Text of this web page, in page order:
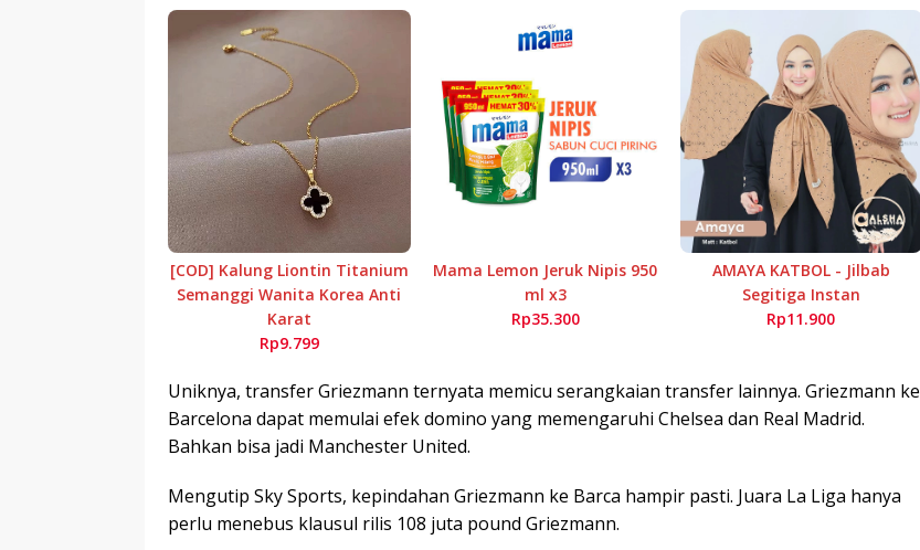
[COD] Kalung Liontin Titanium
Semanggi Wanita Korea Anti
Karat
Rp9.799
Mama Lemon Jeruk Nipis 950
ml x3
Rp35.300
AMAYA KATBOL - Jilbab
Segitiga Instan
Rp11.900
Uniknya, transfer Griezmann ternyata memicu serangkaian transfer lainnya. Griezmann ke
Barcelona dapat memulai efek domino yang memengaruhi Chelsea dan Real Madrid.
Bahkan bisa jadi Manchester United.
Mengutip Sky Sports, kepindahan Griezmann ke Barca hampir pasti. Juara La Liga hanya
perlu menebus klausul rilis 108 juta pound Griezmann.